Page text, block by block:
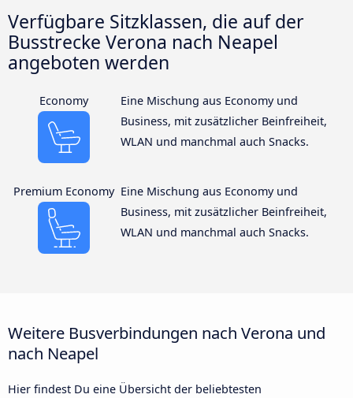
Verfügbare Sitzklassen, die auf der
Busstrecke Verona nach Neapel
angeboten werden
Economy
Eine Mischung aus Economy und
Business, mit zusätzlicher Beinfreiheit,
WLAN und manchmal auch Snacks.
Premium Economy Eine Mischung aus Economy und
Business, mit zusätzlicher Beinfreiheit,
WLAN und manchmal auch Snacks.
Weitere Busverbindungen nach Verona und
nach Neapel
Hier findest Du eine Übersicht der beliebtesten